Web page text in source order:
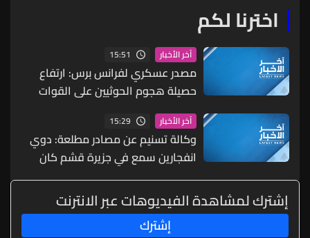
اخترنا لكم
آخر الأخبار 15:51
مصدر عسكري لفرانس برس: ارتفاع
حصيلة هجوم الحوثيين على القوات
الحكومية اليمنية إلى 58 قتيلا
آخر الأخبار 15:29
وكالة تسنيم عن مصادر مطلعة: دوي
انفجارين سمع في جزيرة قشم كان
مرتبطا بعملية لضرب أهداف معادية
قرب مدخل مضيق هرمز
إشترك لمشاهدة الفيديوهات عبر الانترنت
إشترك